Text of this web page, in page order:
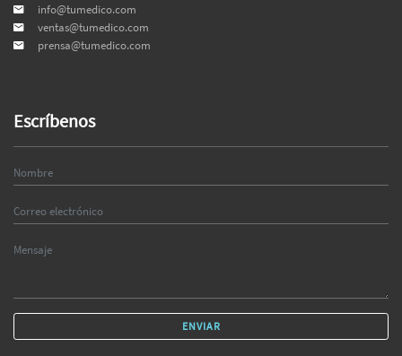
info@tumedico.com
ventas@tumedico.com
prensa@tumedico.com
Escríbenos
ENVIAR